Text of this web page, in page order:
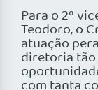
Para o 2º
Teodoro, o
atuação
diretoria